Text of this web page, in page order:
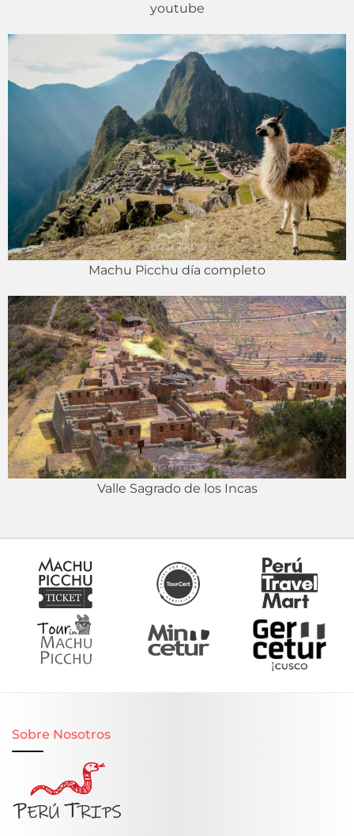
youtube
Machu Picchu día completo
Valle Sagrado de los Incas
Sobre Nosotros